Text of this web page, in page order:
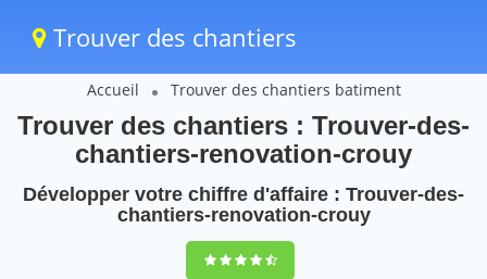
Trouver des chantiers
Accueil Trouver des chantiers batiment
Trouver des chantiers : Trouver-des-
chantiers-renovation-crouy
Développer votre chiffre d'affaire : Trouver-des-
chantiers-renovation-crouy